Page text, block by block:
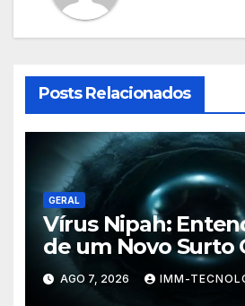
Posts Relacionados
GERAL
Vírus Nipah:
de um Novo Surto
Preocupação dos
Especialistas
AGO 7, 2026 IMM-